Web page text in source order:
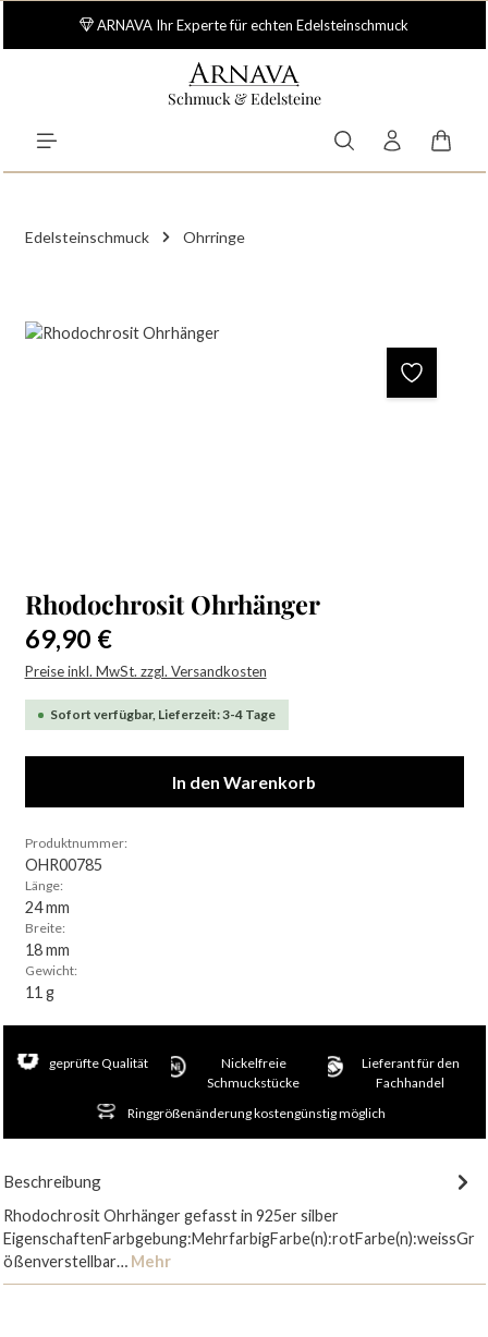
Zum Hauptinhalt springen
ARNAVA Ihr Experte für echten Edelsteinschmuck
Schmuck & Edelsteine
Edelsteinschmuck Ohrringe
Bildergalerie überspringen
Rhodochrosit Ohrhänger
Regulärer Preis:
69,90 €
Preise inkl. MwSt. zzgl. Versandkosten
Sofort verfügbar, Lieferzeit: 3-4 Tage
In den Warenkorb
Produktnummer:
OHR00785
Länge:
24 mm
Breite:
18 mm
Gewicht:
11 g
geprüfte Qualität
Nickelfreie
Schmuckstücke
Lieferant für den
Fachhandel
Ringgrößenänderung kostengünstig möglich
Beschreibung
Rhodochrosit Ohrhänger gefasst in 925er silber
EigenschaftenFarbgebung:MehrfarbigFarbe(n):rotFarbe(n):weissGr
ößenverstellbar… Mehr